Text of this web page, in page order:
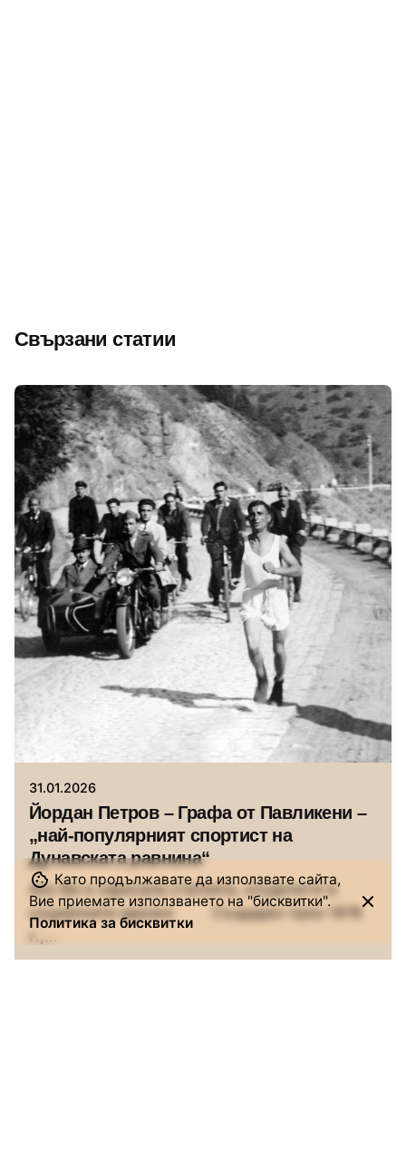
Свързани статии
Исторически музей Павликени
31.01.2026
Йордан Петров – Графа от Павликени –
„най-популярният спортист на
Дунавската равнина“
Ако Ви е харесала статията, споделете в
социалните мрежи: Създаден през 1978
г.,...
Като продължавате да използвате сайта,
Вие приемате използването на "бисквитки".
Политика за бисквитки